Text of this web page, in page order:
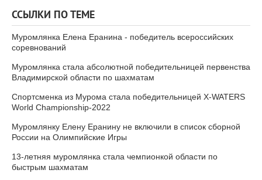
ССЫЛКИ ПО ТЕМЕ
Муромлянка Елена Еранина - победитель всероссийских
соревнований
Муромлянка стала абсолютной победительницей первенства
Владимирской области по шахматам
Спортсменка из Мурома стала победительницей X-WATERS
World Championship-2022
Муромлянку Елену Еранину не включили в список сборной
России на Олимпийские Игры
13-летняя муромлянка стала чемпионкой области по
быстрым шахматам